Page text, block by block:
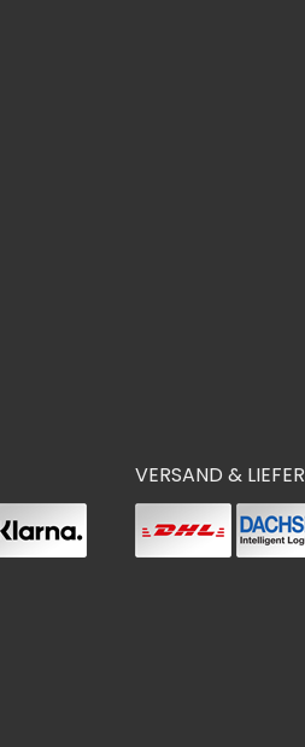
VERSAND &